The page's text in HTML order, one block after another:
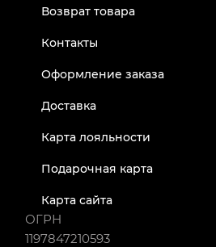
Возврат товара
Контакты
Оформление заказа
Доставка
Карта лояльности
Подарочная карта
Карта сайта
ОГРН
1197847210593